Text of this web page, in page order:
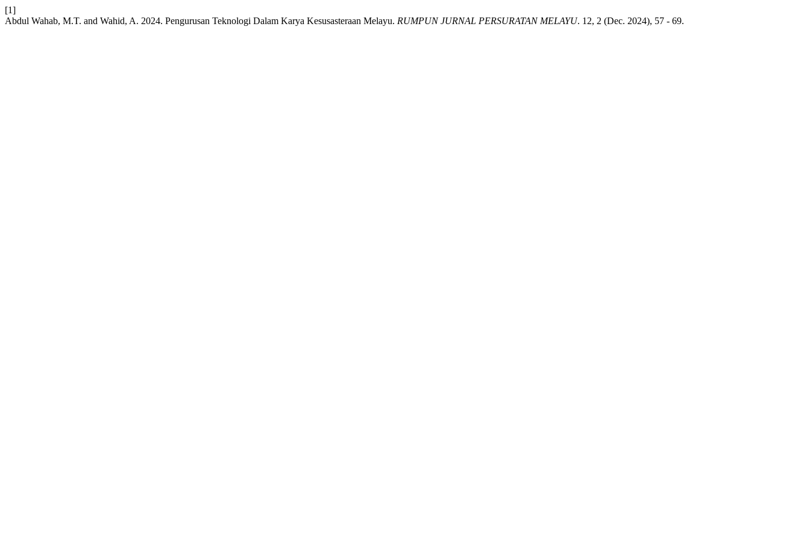
[1]
Abdul Wahab, M.T. and Wahid, A. 2024. Pengurusan Teknologi Dalam Karya Kesusasteraan Melayu. RUMPUN JURNAL PERSURATAN MELAYU. 12, 2 (Dec. 2024), 57 - 69.